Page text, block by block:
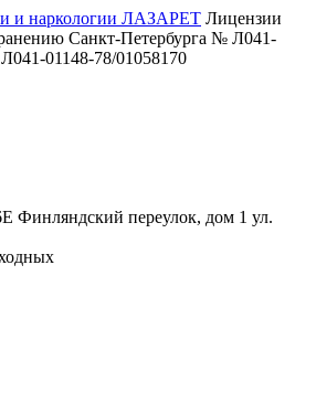
Лицензии
Санкт-Петербурга № Л041-
01148-78/01058170
Финляндский переулок, дом 1 ул.